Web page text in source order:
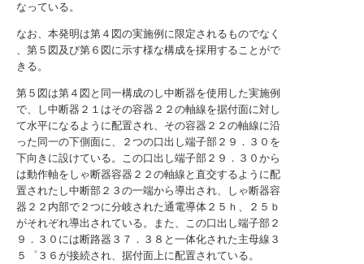
なっている。
なお、本発明は第４図の実施例に限定されるものでなく
、第５図及び第６図に示す様な構成を採用することがで
きる。
第５図は第４図と同一構成のし中断器を使用した実施例
で、し中断器２１はその容器２２の軸線を据付面に対し
て水平になるように配置され、その容器２２の軸線に沿
った同一の下側面に、２つの口出し端子部２９．３０を
下向きに設けている。この口出し端子部２９．３０から
は動作軸をしゃ断器容器２２の軸線と直交するように配
置されたし中断部２３の一端から導出され、しゃ断器容
器２２内部で２つに分岐された通電導体２５ｈ、２５ｂ
がそれぞれ導出されている。また、この口出し端子部２
９．３０には断路器３７．３８と一体化された主母線３
５゜３６が接続され、据付面上に配置されている。